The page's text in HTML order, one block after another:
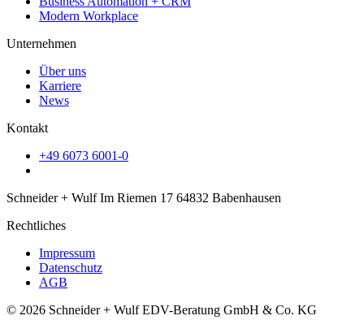
Modern Workplace
Unternehmen
Über uns
Karriere
News
Kontakt
+49 6073 6001-0
Schneider + Wulf Im Riemen 17 64832 Babenhausen
Rechtliches
Impressum
Datenschutz
AGB
© 2026 Schneider + Wulf EDV-Beratung GmbH & Co. KG